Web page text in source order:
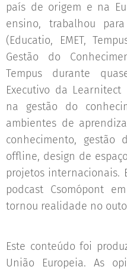
país de origem e na
ensino, trabalhou
(Educatio, EMET,
Gestão do
Tempus durante
Executivo da
na gestão do
ambientes de
conhecimento, gestão
offline, design de
projetos internacionais.
podcast Csomópont
tornou realidade no
Este conteúdo foi
União Europeia. As